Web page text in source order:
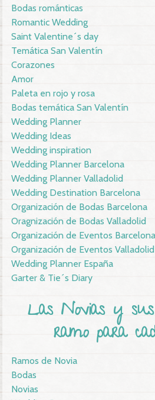
Bodas románticas
Romantic Wedding
Saint Valentine´s day
Temática San Valentín
Corazones
Amor
Paleta en rojo y rosa
Bodas temática San Valentín
Wedding Planner
Wedding Ideas
Wedding inspiration
Wedding Planner Barcelona
Wedding Planner Valladolid
Wedding Destination Barcelona
Organización de Bodas Barcelona
Oragnización de Bodas Valladolid
Organización de Eventos Barcelona
Organización de Eventos Valladolid
Wedding Planner España
Garter & Tie´s Diary
Las Novias y
ramo para
Ramos de Novia
Bodas
Novias